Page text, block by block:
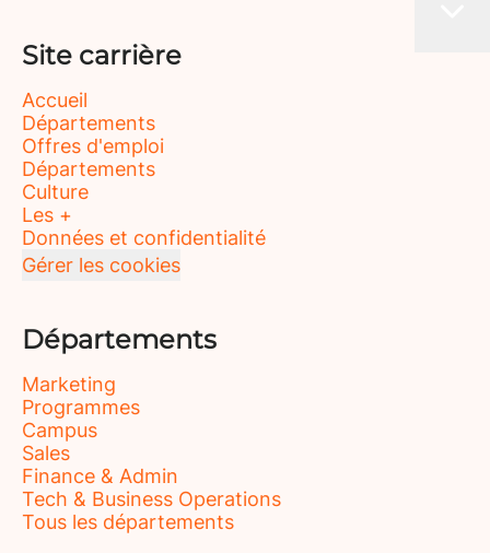
Site carrière
Accueil
Départements
Offres d'emploi
Départements
Culture
Les +
Données et confidentialité
Gérer les cookies
Départements
Marketing
Programmes
Campus
Sales
Finance & Admin
Tech & Business Operations
Tous les départements